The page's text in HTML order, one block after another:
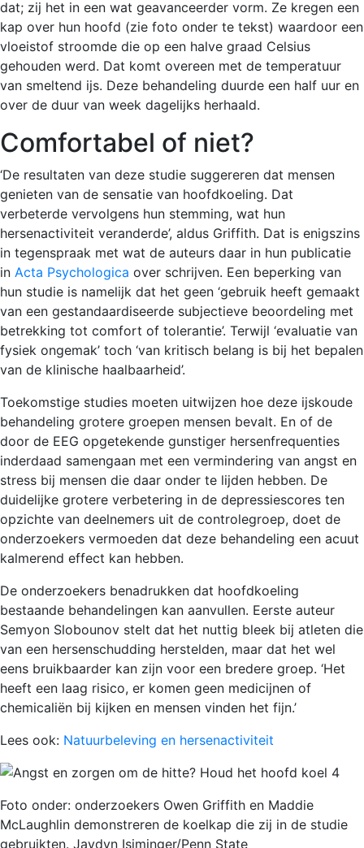
dat; zij het in een wat geavanceerder vorm. Ze kregen een
kap over hun hoofd (zie foto onder te tekst) waardoor een
vloeistof stroomde die op een halve graad Celsius
gehouden werd. Dat komt overeen met de temperatuur
van smeltend ijs. Deze behandeling duurde een half uur en
over de duur van week dagelijks herhaald.
Comfortabel of niet?
‘De resultaten van deze studie suggereren dat mensen
genieten van de sensatie van hoofdkoeling. Dat
verbeterde vervolgens hun stemming, wat hun
hersenactiviteit veranderde’, aldus Griffith. Dat is enigszins
in tegenspraak met wat de auteurs daar in hun publicatie
in Acta Psychologica over schrijven. Een beperking van
hun studie is namelijk dat het geen ‘gebruik heeft gemaakt
van een gestandaardiseerde subjectieve beoordeling met
betrekking tot comfort of tolerantie’. Terwijl ‘evaluatie van
fysiek ongemak’ toch ‘van kritisch belang is bij het bepalen
van de klinische haalbaarheid’.
Toekomstige studies moeten uitwijzen hoe deze ijskoude
behandeling grotere groepen mensen bevalt. En of de
door de EEG opgetekende gunstiger hersenfrequenties
inderdaad samengaan met een vermindering van angst en
stress bij mensen die daar onder te lijden hebben. De
duidelijke grotere verbetering in de depressiescores ten
opzichte van deelnemers uit de controlegroep, doet de
onderzoekers vermoeden dat deze behandeling een acuut
kalmerend effect kan hebben.
De onderzoekers benadrukken dat hoofdkoeling
bestaande behandelingen kan aanvullen. Eerste auteur
Semyon Slobounov stelt dat het nuttig bleek bij atleten die
van een hersenschudding herstelden, maar dat het wel
eens bruikbaarder kan zijn voor een bredere groep. ‘Het
heeft een laag risico, er komen geen medicijnen of
chemicaliën bij kijken en mensen vinden het fijn.’
Lees ook: Natuurbeleving en hersenactiviteit
Foto onder: onderzoekers Owen Griffith en Maddie
McLaughlin demonstreren de koelkap die zij in de studie
gebruikten. Jaydyn Isiminger/Penn State